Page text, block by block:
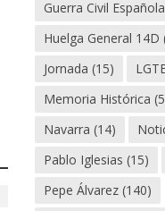
Guerra Civil Española
Huelga General 14D
Jornada (15)
Memoria Histórica
Navarra (14)
Pablo Iglesias (15)
Pepe Álvarez (140)